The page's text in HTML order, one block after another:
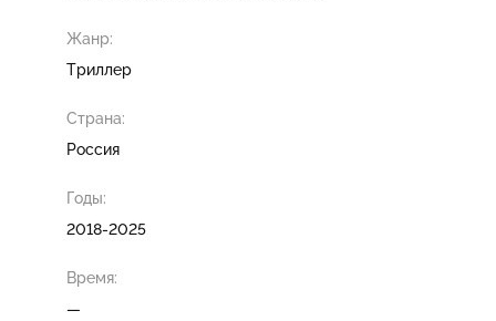
Жанр:
Триллер
Страна:
Россия
Годы:
2018-2025
Время:
—